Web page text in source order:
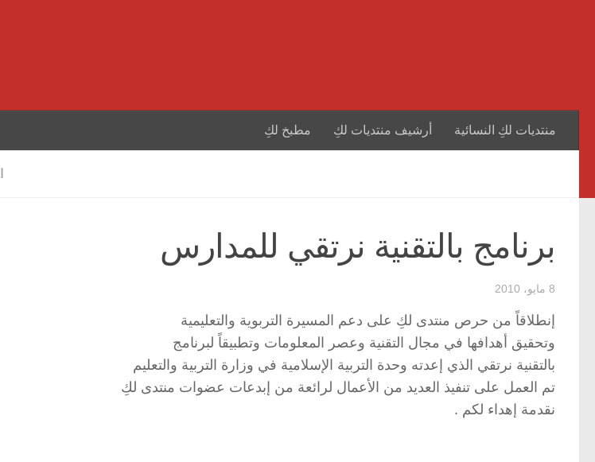
منتديات لكِ النسائية أرشيف منتديات لكِ مطبخ لكِ
برنامج بالتقنية نرتقي للمدارس
8 مايو، 2010
إنطلاقاً من حرص منتدى لكِ على دعم المسيرة التربوية والتعليمية
وتحقيق أهدافها في مجال التقنية وعصر المعلومات وتطبيقاً لبرنامج
بالتقنية نرتقي الذي إعدته وحدة التربية الإسلامية في وزارة التربية والتعليم
تم العمل على تنفيذ العديد من الأعمال لرائعة من إبدعات عضوات منتدى لكِ
نقدمة إهداء لكم .